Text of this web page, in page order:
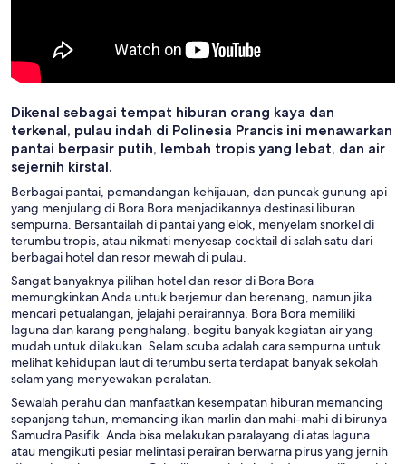
Dikenal sebagai tempat hiburan orang kaya dan
terkenal, pulau indah di Polinesia Prancis ini menawarkan
pantai berpasir putih, lembah tropis yang lebat, dan air
sejernih kirstal.
Berbagai pantai, pemandangan kehijauan, dan puncak gunung api
yang menjulang di Bora Bora menjadikannya destinasi liburan
sempurna. Bersantailah di pantai yang elok, menyelam snorkel di
terumbu tropis, atau nikmati menyesap cocktail di salah satu dari
berbagai hotel dan resor mewah di pulau.
Sangat banyaknya pilihan hotel dan resor di Bora Bora
memungkinkan Anda untuk berjemur dan berenang, namun jika
mencari petualangan, jelajahi perairannya. Bora Bora memiliki
laguna dan karang penghalang, begitu banyak kegiatan air yang
mudah untuk dilakukan. Selam scuba adalah cara sempurna untuk
melihat kehidupan laut di terumbu serta terdapat banyak sekolah
selam yang menyewakan peralatan.
Sewalah perahu dan manfaatkan kesempatan hiburan memancing
sepanjang tahun, memancing ikan marlin dan mahi-mahi di birunya
Samudra Pasifik. Anda bisa melakukan paralayang di atas laguna
atau mengikuti pesiar melintasi perairan berwarna pirus yang jernih